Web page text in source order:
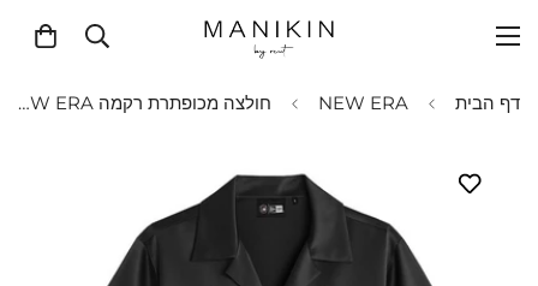
דף הבית NEW ERA חולצה מכופתרת רקמה NEW ERA